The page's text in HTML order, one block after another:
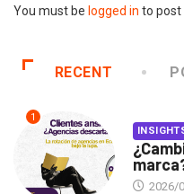
You must be logged in to post
RECENT
1
2026/